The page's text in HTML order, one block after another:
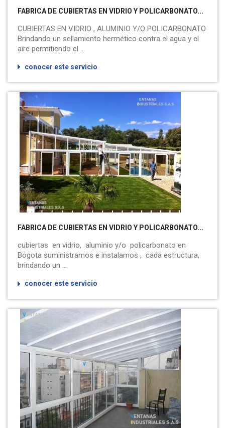
FABRICA DE CUBIERTAS EN VIDRIO Y POLICARBONATO...
CUBIERTAS EN VIDRIO , ALUMINIO Y/O POLICARBONATO
Brindando un sellamiento hermético contra el agua y el
aire permitiendo el ...
conocer este servicio
FABRICA DE CUBIERTAS EN VIDRIO Y POLICARBONATO...
cubiertas en vidrio, aluminio y/o policarbonato en
Bogota suministramos e instalamos , cada estructura,
brindando un ...
conocer este servicio